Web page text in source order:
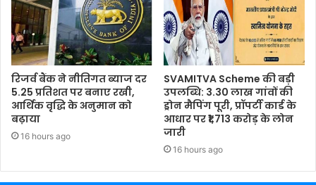
रिजर्व बैंक ने नीतिगत ब्याज दर
5.25 प्रतिशत पर बनाए रखी,
आर्थिक वृद्धि के अनुमान को
बढ़ाया
16 hours ago
SVAMITVA Scheme की बड़ी
उपलब्धि: 3.30 लाख गांवों की
ड्रोन मैपिंग पूरी, प्रॉपर्टी कार्ड के
आधार पर ₹1,713 करोड़ के लोन
जारी
16 hours ago